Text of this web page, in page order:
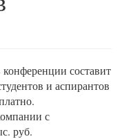
составит
и аспирантов
с
руб.